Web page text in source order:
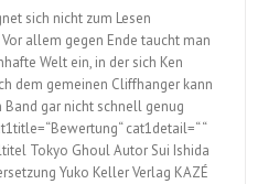
sich nicht zum Lesen
allem gegen Ende taucht man
Welt ein, in der sich Ken
dem gemeinen Cliffhanger kann
Band gar nicht schnell genug
cat1detail=“ “
Tokyo Ghoul Autor Sui Ishida
Yuko Keller Verlag KAZÉ